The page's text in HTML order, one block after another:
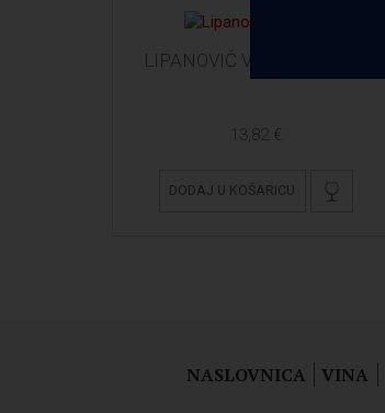
LIPANOVIĆ VUGAVA (0,75L)
13,82 €
DODAJ U KOŠARICU
NASLOVNICA VINA